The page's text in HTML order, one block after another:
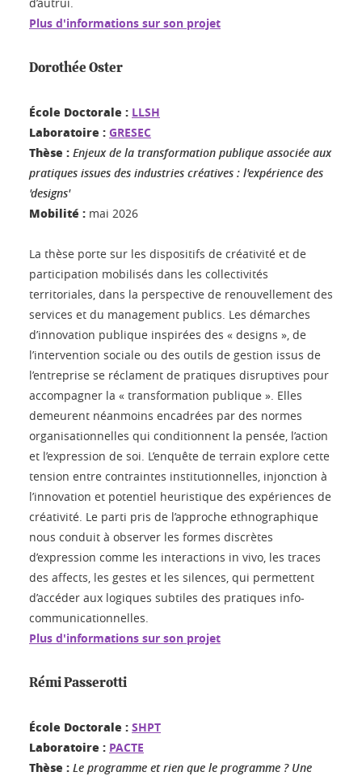
Plus d'informations sur son projet
Dorothée Oster
École Doctorale : LLSH
Laboratoire : GRESEC
Thèse : Enjeux de la transformation publique associée aux
pratiques issues des industries créatives : l'expérience des
'designs'
Mobilité : mai 2026
La thèse porte sur les dispositifs de créativité et de
participation mobilisés dans les collectivités
territoriales, dans la perspective de renouvellement des
services et du management publics. Les démarches
d’innovation publique inspirées des « designs », de
l’intervention sociale ou des outils de gestion issus de
l’entreprise se réclament de pratiques disruptives pour
accompagner la « transformation publique ». Elles
demeurent néanmoins encadrées par des normes
organisationnelles qui conditionnent la pensée, l’action
et l’expression de soi. L’enquête de terrain explore cette
tension entre contraintes institutionnelles, injonction à
l’innovation et potentiel heuristique des expériences de
créativité. Le parti pris de l’approche ethnographique
nous conduit à observer les formes discrètes
d’expression comme les interactions in vivo, les traces
des affects, les gestes et les silences, qui permettent
d’accéder aux logiques subtiles des pratiques info-
communicationnelles.
Plus d'informations sur son projet
Rémi Passerotti
École Doctorale : SHPT
Laboratoire : PACTE
Thèse : Le programme et rien que le programme ? Une